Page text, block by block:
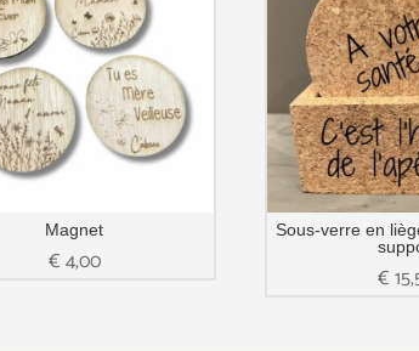
Magnet
€4,00
Sous-verre en
€